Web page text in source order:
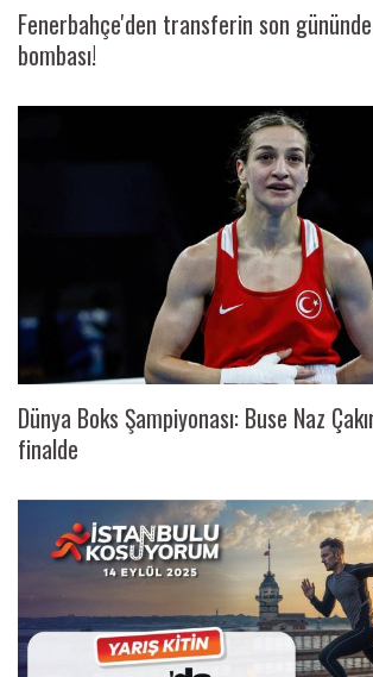
Fenerbahçe'den transferin son
bombası!
Dünya Boks Şampiyonası: Buse Naz
finalde